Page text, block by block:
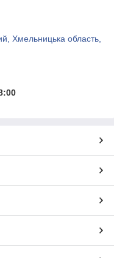
Хмельницька область,